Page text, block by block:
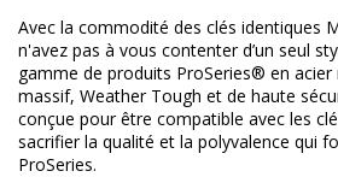
Avec la commodité des clés identiques
n'avez pas à vous contenter d’un seul
gamme de produits ProSeries® en
massif, Weather Tough et de haute
conçue pour être compatible avec les
sacrifier la qualité et la polyvalence qui
ProSeries.